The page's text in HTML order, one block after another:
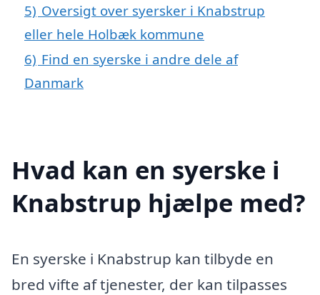
5) Oversigt over syersker i Knabstrup
eller hele Holbæk kommune
6) Find en syerske i andre dele af
Danmark
Hvad kan en syerske i
Knabstrup hjælpe med?
En syerske i Knabstrup kan tilbyde en
bred vifte af tjenester, der kan tilpasses